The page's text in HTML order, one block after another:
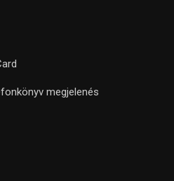
megjelenés